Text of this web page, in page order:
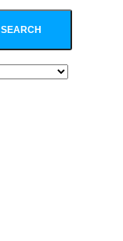
SEARCH